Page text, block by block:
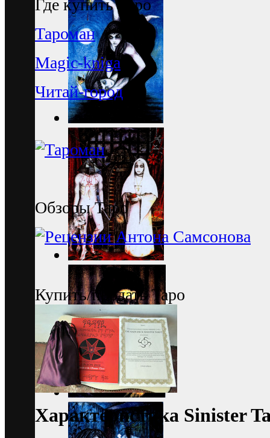
Где купить Таро
Тароман
Magic-kniga
Читай-город
Обзоры Таро
Купить/продать Таро
Характеристика Sinister